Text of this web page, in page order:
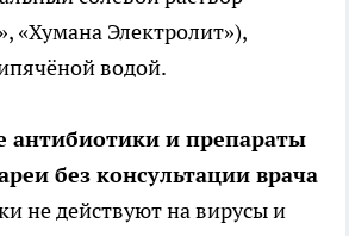
«Хумана Электролит»),
водой.
антибиотики и препараты
без консультации врача
не действуют на вирусы и